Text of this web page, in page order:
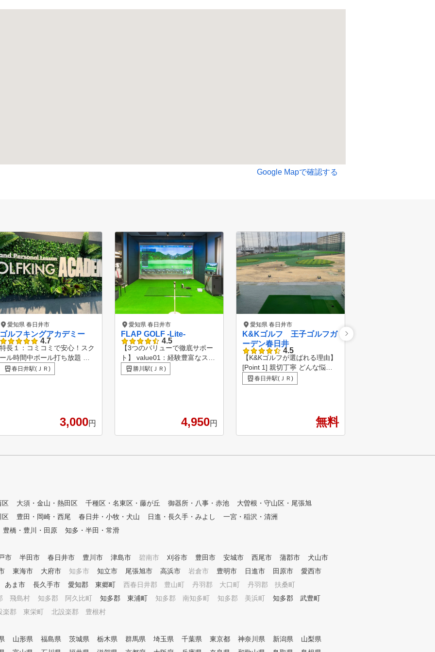
Google Mapで確認する
みずなみコー
平日無料プレ
、ゴルフ場利用
しくは店頭で
者には、金
す。 曜日毎
初めての方か
アは小学1年生
別にカリキュ
ます。 ⑥ 練習
ド コースデ
きます。 ⑧ ラ
ューから中上
～プラ
日・時間帯別
おります。 ご
愛知県 春日井市
ゴルフキングアカデミー
4.7
特長１：コミコミで安心！スク
ール時間中ボール打ち放題 特
長２：セミプライベートレッス
ンだからわかりやすい！ 特長
春日井駅(ＪＲ)
3,000円
愛知県 春日井市
FLAP GOLF -Lite-
4.5
【3つのバリューで徹底サポー
ト】 value01：経験豊富なスタ
ッフ お客様一人ひとりに合わ
せたトレーニングやアドバイス
ニケーション トレーニング後
もしっかりとフォロー致します
勝川駅(ＪＲ)
4,950円
愛知県 春日井市
K&Kゴルフ 王子ゴルフガ
ーデン春日井
4.5
【K&Kゴルフが選ばれる理由】
[Point 1] 親切丁寧 どんな悩み
も気軽にすぐ聞ける [Point 2]
レッスン歴18年の実績 アドバ
則、ゴルフの本質が学べる
春日井駅(ＪＲ)
無料
グルプレイヤーになり
区 大須・金山・熱田区 千種区・名東区・藤が丘 御器所・八事・赤池
大曽根・守山区・尾張旭
区
豊田・岡崎・西尾 春日井・小牧・犬山 日進・長久手・みよし
一宮・稲沢・清洲
豊橋・豊川・田原
知多・半田・常滑
市 半田市 春日井市 豊川市 津島市 碧南市 刈谷市 豊田市 安城市 西尾市 蒲郡市
犬山市
東海市 大府市 知多市 知立市 尾張旭市 高浜市 岩倉市 豊明市 日進市 田原市
愛西市
あま市
長久手市 愛知郡 東郷町 西春日井郡 豊山町 丹羽郡 大口町
丹羽郡 扶桑町
飛島村
知多郡 阿久比町 知多郡 東浦町 知多郡 南知多町 知多郡 美浜町
知多郡 武豊町
楽郡 東栄町
北設楽郡 豊根村
山形県 福島県 茨城県 栃木県 群馬県 埼玉県 千葉県 東京都 神奈川県 新潟県
山梨県